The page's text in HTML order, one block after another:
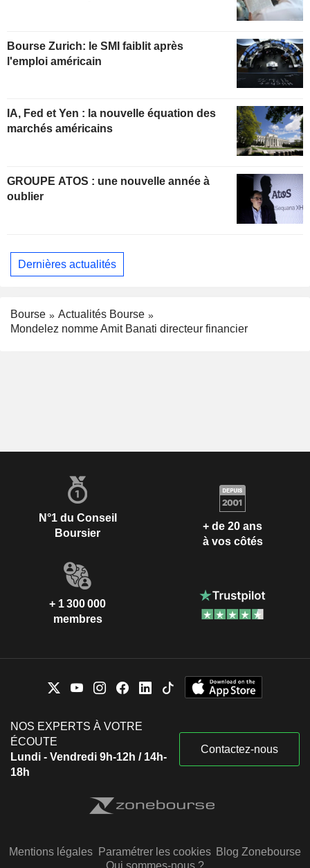
Bourse Zurich: le SMI faiblit après
l'emploi américain
IA, Fed et Yen : la nouvelle équation des
marchés américains
GROUPE ATOS : une nouvelle année à
oublier
Dernières actualités
Bourse
Actualités Bourse
Mondelez nomme Amit Banati directeur financier
N°1 du Conseil
Boursier
+ de 20 ans
à vos côtés
+ 1 300 000
membres
NOS EXPERTS À VOTRE
ÉCOUTE
Lundi - Vendredi 9h-12h / 14h-
18h
Contactez-nous
Mentions légales Paramétrer les cookies Blog Zonebourse
Qui sommes-nous ?